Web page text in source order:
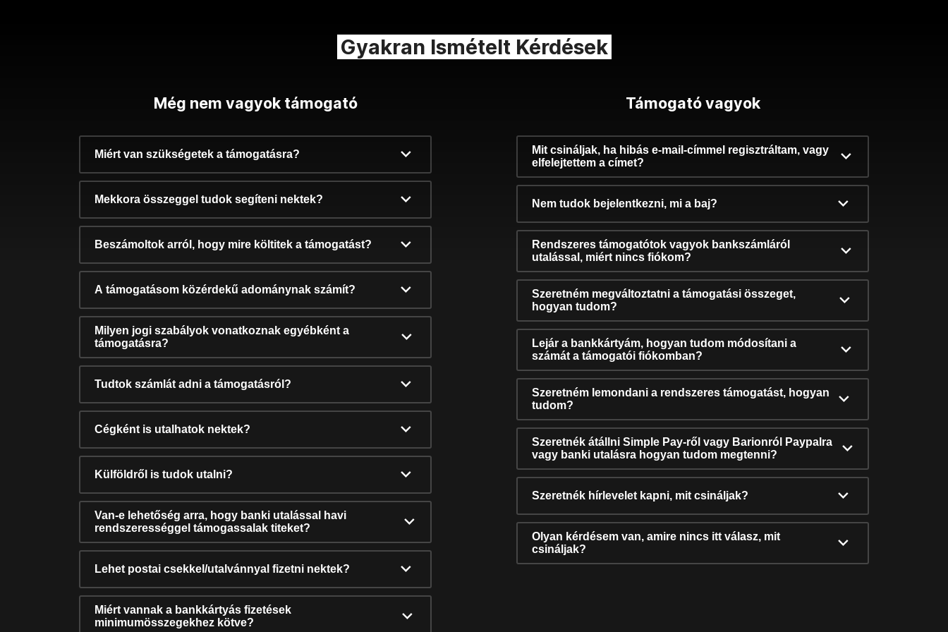
Gyakran Ismételt Kérdések
Még nem vagyok támogató
Miért van szükségetek a támogatásra?
Mekkora összeggel tudok segíteni nektek?
Beszámoltok arról, hogy mire költitek a támogatást?
A támogatásom közérdekű adománynak számít?
Milyen jogi szabályok vonatkoznak egyébként a
támogatásra?
Tudtok számlát adni a támogatásról?
Cégként is utalhatok nektek?
Külföldről is tudok utalni?
Van-e lehetőség arra, hogy banki utalással havi
rendszerességgel támogassalak titeket?
Lehet postai csekkel/utalvánnyal fizetni nektek?
Miért vannak a bankkártyás fizetések
minimumösszegekhez kötve?
Támogató vagyok
Mit csináljak, ha hibás e-mail-címmel regisztráltam, vagy
elfelejtettem a címet?
Nem tudok bejelentkezni, mi a baj?
Rendszeres támogatótok vagyok bankszámláról
utalással, miért nincs fiókom?
Szeretném megváltoztatni a támogatási összeget,
hogyan tudom?
Lejár a bankkártyám, hogyan tudom módosítani a
számát a támogatói fiókomban?
Szeretném lemondani a rendszeres támogatást, hogyan
tudom?
Szeretnék átállni Simple Pay-ről vagy Barionról Paypalra
vagy banki utalásra hogyan tudom megtenni?
Szeretnék hírlevelet kapni, mit csináljak?
Olyan kérdésem van, amire nincs itt válasz, mit
csináljak?